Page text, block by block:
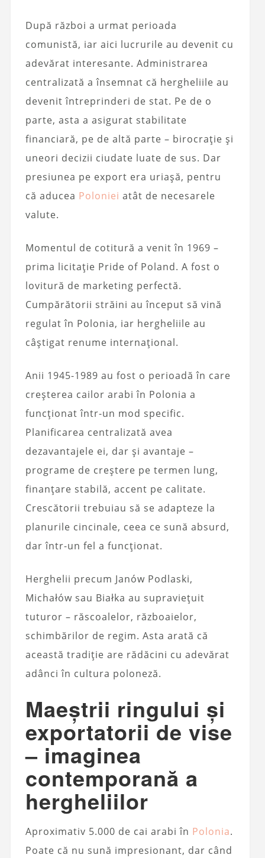
După război a urmat perioada
comunistă, iar aici lucrurile au devenit cu
adevărat interesante. Administrarea
centralizată a însemnat că hergheliile au
devenit întreprinderi de stat. Pe de o
parte, asta a asigurat stabilitate
financiară, pe de altă parte – birocrație și
uneori decizii ciudate luate de sus. Dar
presiunea pe export era uriașă, pentru
că aducea Poloniei atât de necesarele
valute.
Momentul de cotitură a venit în 1969 –
prima licitație Pride of Poland. A fost o
lovitură de marketing perfectă.
Cumpărătorii străini au început să vină
regulat în Polonia, iar hergheliile au
câștigat renume internațional.
Anii 1945-1989 au fost o perioadă în care
creșterea cailor arabi în Polonia a
funcționat într-un mod specific.
Planificarea centralizată avea
dezavantajele ei, dar și avantaje –
programe de creștere pe termen lung,
finanțare stabilă, accent pe calitate.
Crescătorii trebuiau să se adapteze la
planurile cincinale, ceea ce sună absurd,
dar într-un fel a funcționat.
Herghelii precum Janów Podlaski,
Michałów sau Białka au supraviețuit
tuturor – răscoalelor, războaielor,
schimbărilor de regim. Asta arată că
această tradiție are rădăcini cu adevărat
adânci în cultura poloneză.
Maeștrii ringului și
exportatorii de vise
– imaginea
contemporană a
hergheliilor
Aproximativ 5.000 de cai arabi în Polonia.
Poate că nu sună impresionant, dar când